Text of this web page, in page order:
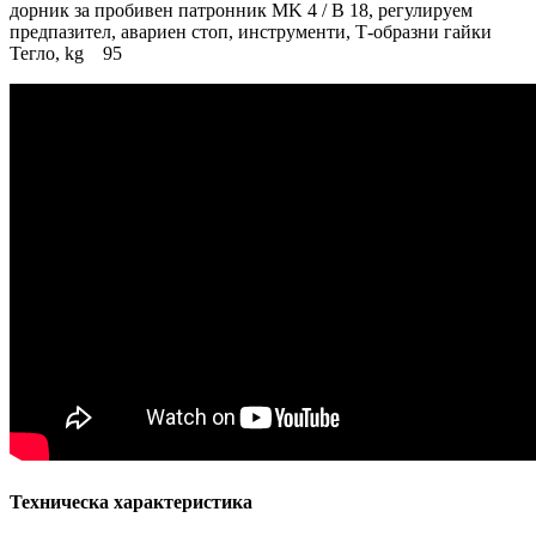
дорник за пробивен патронник MK 4 / B 18, регулируем
предпазител, авариен стоп, инструменти, Т-образни гайки
Тегло, kg 95
Техническа характеристика